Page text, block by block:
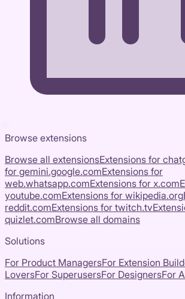
Browse extensions
Browse all extensionsExtensions for
for gemini.google.comExtensions for
web.whatsapp.comExtensions for x.com
youtube.comExtensions for wikipedia.org
reddit.comExtensions for twitch.tv
quizlet.comBrowse all domains
Solutions
For Product ManagersFor Extension
LoversFor SuperusersFor DesignersFor
Information